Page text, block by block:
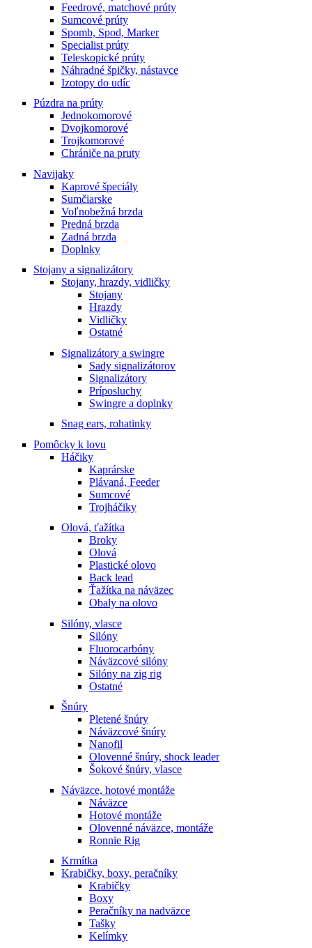
Feedrové, matchové prúty
Sumcové prúty
Spomb, Spod, Marker
Specialist prúty
Teleskopické prúty
Náhradné špičky, nástavce
Izotopy do udíc
Púzdra na prúty
Jednokomorové
Dvojkomorové
Trojkomorové
Chrániče na pruty
Navijaky
Kaprové špeciály
Sumčiarske
Voľnobežná brzda
Predná brzda
Zadná brzda
Doplnky
Stojany a signalizátory
Stojany, hrazdy, vidličky
Stojany
Hrazdy
Vidličky
Ostatné
Signalizátory a swingre
Sady signalizátorov
Signalizátory
Príposluchy
Swingre a doplnky
Snag ears, rohatinky
Pomôcky k lovu
Háčiky
Kaprárske
Plávaná, Feeder
Sumcové
Trojháčiky
Olová, ťažítka
Broky
Olová
Plastické olovo
Back lead
Ťažítka na náväzec
Obaly na olovo
Silóny, vlasce
Silóny
Fluorocarbóny
Náväzcové silóny
Silóny na zig rig
Ostatné
Šnúry
Pletené šnúry
Náväzcové šnúry
Nanofil
Olovenné šnúry, shock leader
Šokové šnúry, vlasce
Náväzce, hotové montáže
Náväzce
Hotové montáže
Olovenné náväzce, montáže
Ronnie Rig
Krmítka
Krabičky, boxy, peračníky
Krabičky
Boxy
Peračníky na nadväzce
Tašky
Kelímky